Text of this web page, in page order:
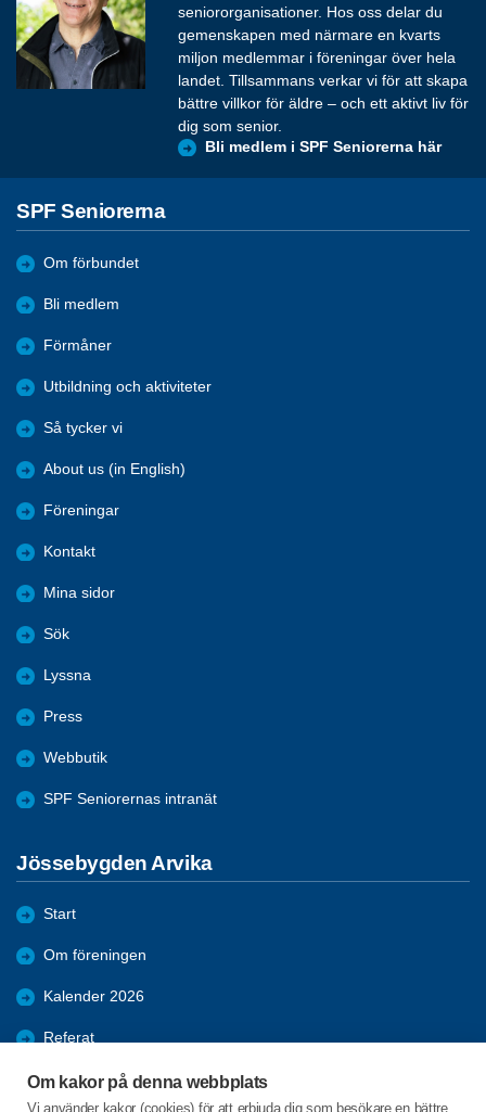
Om kakor på denna webbplats
Vi använder kakor (cookies) för att erbjuda dig som besökare en bättre
seniororganisationer. Hos oss delar du
gemenskapen med närmare en kvarts
miljon medlemmar i föreningar över hela
landet. Tillsammans verkar vi för att skapa
bättre villkor för äldre – och ett aktivt liv för
dig som senior.
Bli medlem i SPF Seniorerna här
SPF Seniorerna
Om förbundet
Bli medlem
Förmåner
Utbildning och aktiviteter
Så tycker vi
About us (in English)
Föreningar
Kontakt
Mina sidor
Sök
Lyssna
Press
Webbutik
SPF Seniorernas intranät
Jössebygden Arvika
Start
Om föreningen
Kalender 2026
Referat
Bildgalleri